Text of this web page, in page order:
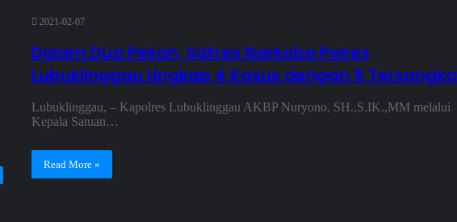
2021-02-07
Dalam Dua Pekan, Satres Narkoba Polres
Lubuklinggau Ungkap 4 Kasus dengan 5 Tersangka
Lubuklinggau, – Kapolres Lubuklinggau AKBP Nuryono, SH.,S.IK.,MM melalui
Kepala Satuan…
Read More »